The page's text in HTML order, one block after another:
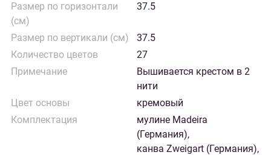
Размер по горизонтали
(см)
37.5
Размер по вертикали (см)
37.5
Количество цветов
27
Примечание
Вышивается крестом в 2
нити
Цвет основы
кремовый
Комплектация
мулине Madeira
(Германия),
канва Zweigart (Германия),